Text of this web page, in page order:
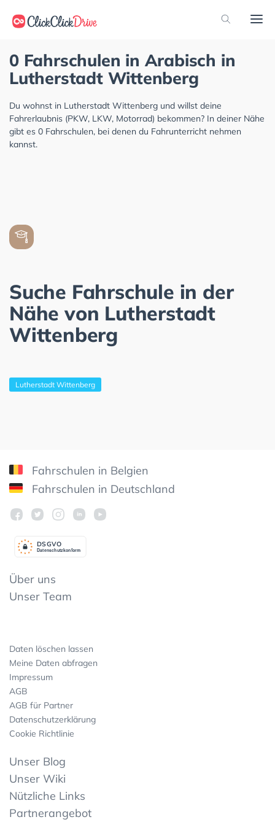
0 Fahrschulen in Arabisch in
Lutherstadt Wittenberg
Du wohnst in Lutherstadt Wittenberg und willst deine
Fahrerlaubnis (PKW, LKW, Motorrad) bekommen? In deiner Nähe
gibt es 0 Fahrschulen, bei denen du Fahrunterricht nehmen
kannst.
Suche Fahrschule in der
Nähe von Lutherstadt
Wittenberg
Lutherstadt Wittenberg
Fahrschulen in Belgien
Fahrschulen in Deutschland
Datenschutzkonform
DSGVO
Über uns
Unser Team
Daten löschen lassen
Meine Daten abfragen
Impressum
AGB
AGB für Partner
Datenschutzerklärung
Cookie Richtlinie
Unser Blog
Unser Wiki
Nützliche Links
Partnerangebot